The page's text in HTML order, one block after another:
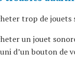
trop de jouets
un jouet
d’un bouton de